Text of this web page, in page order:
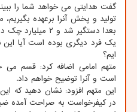
گفت هدایتی می خواهد شما را
تولید و پخش آنرا برعهده بگیریم،
بعدا دستگیر شد
یک فرد دیگری بوده است آیا این
ایم؟
متهم امامی اضافه کرد: قسم می
است و آنرا توضیح خواهم داد.
این متهم افزود: نشان دهید که
در کیفرخواست به صراحت آمده